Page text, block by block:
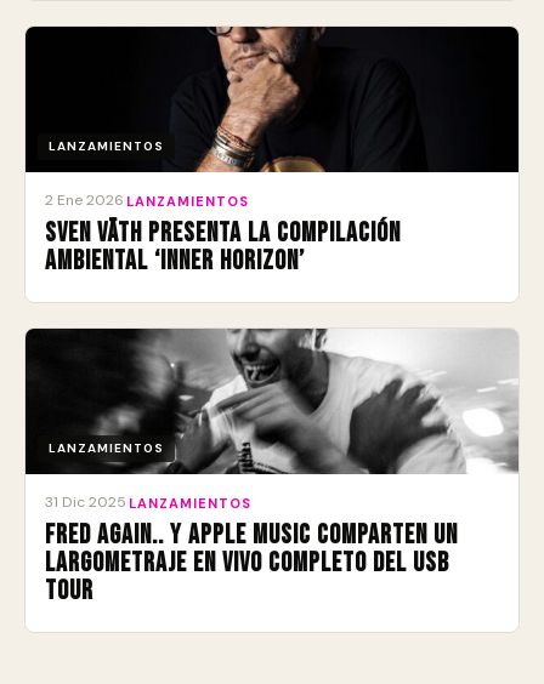
LANZAMIENTOS
2 Ene 2026 LANZAMIENTOS
Sven Väth presenta la compilación
ambiental ‘Inner Horizon’
LANZAMIENTOS
31 Dic 2025 LANZAMIENTOS
Fred again.. y Apple Music comparten un
largometraje en vivo completo del USB
Tour